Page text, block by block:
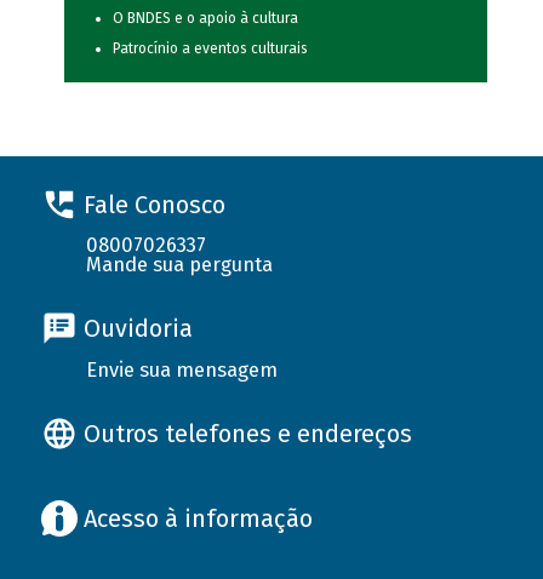
O BNDES e o apoio à cultura
Patrocínio a eventos culturais
Fale Conosco
08007026337
Mande sua pergunta
Ouvidoria
Envie sua mensagem
Outros telefones e endereços
Acesso à informação